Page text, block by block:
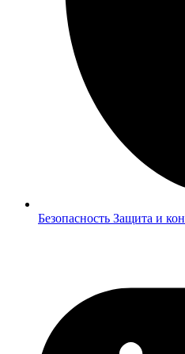
Безопасность Защита и